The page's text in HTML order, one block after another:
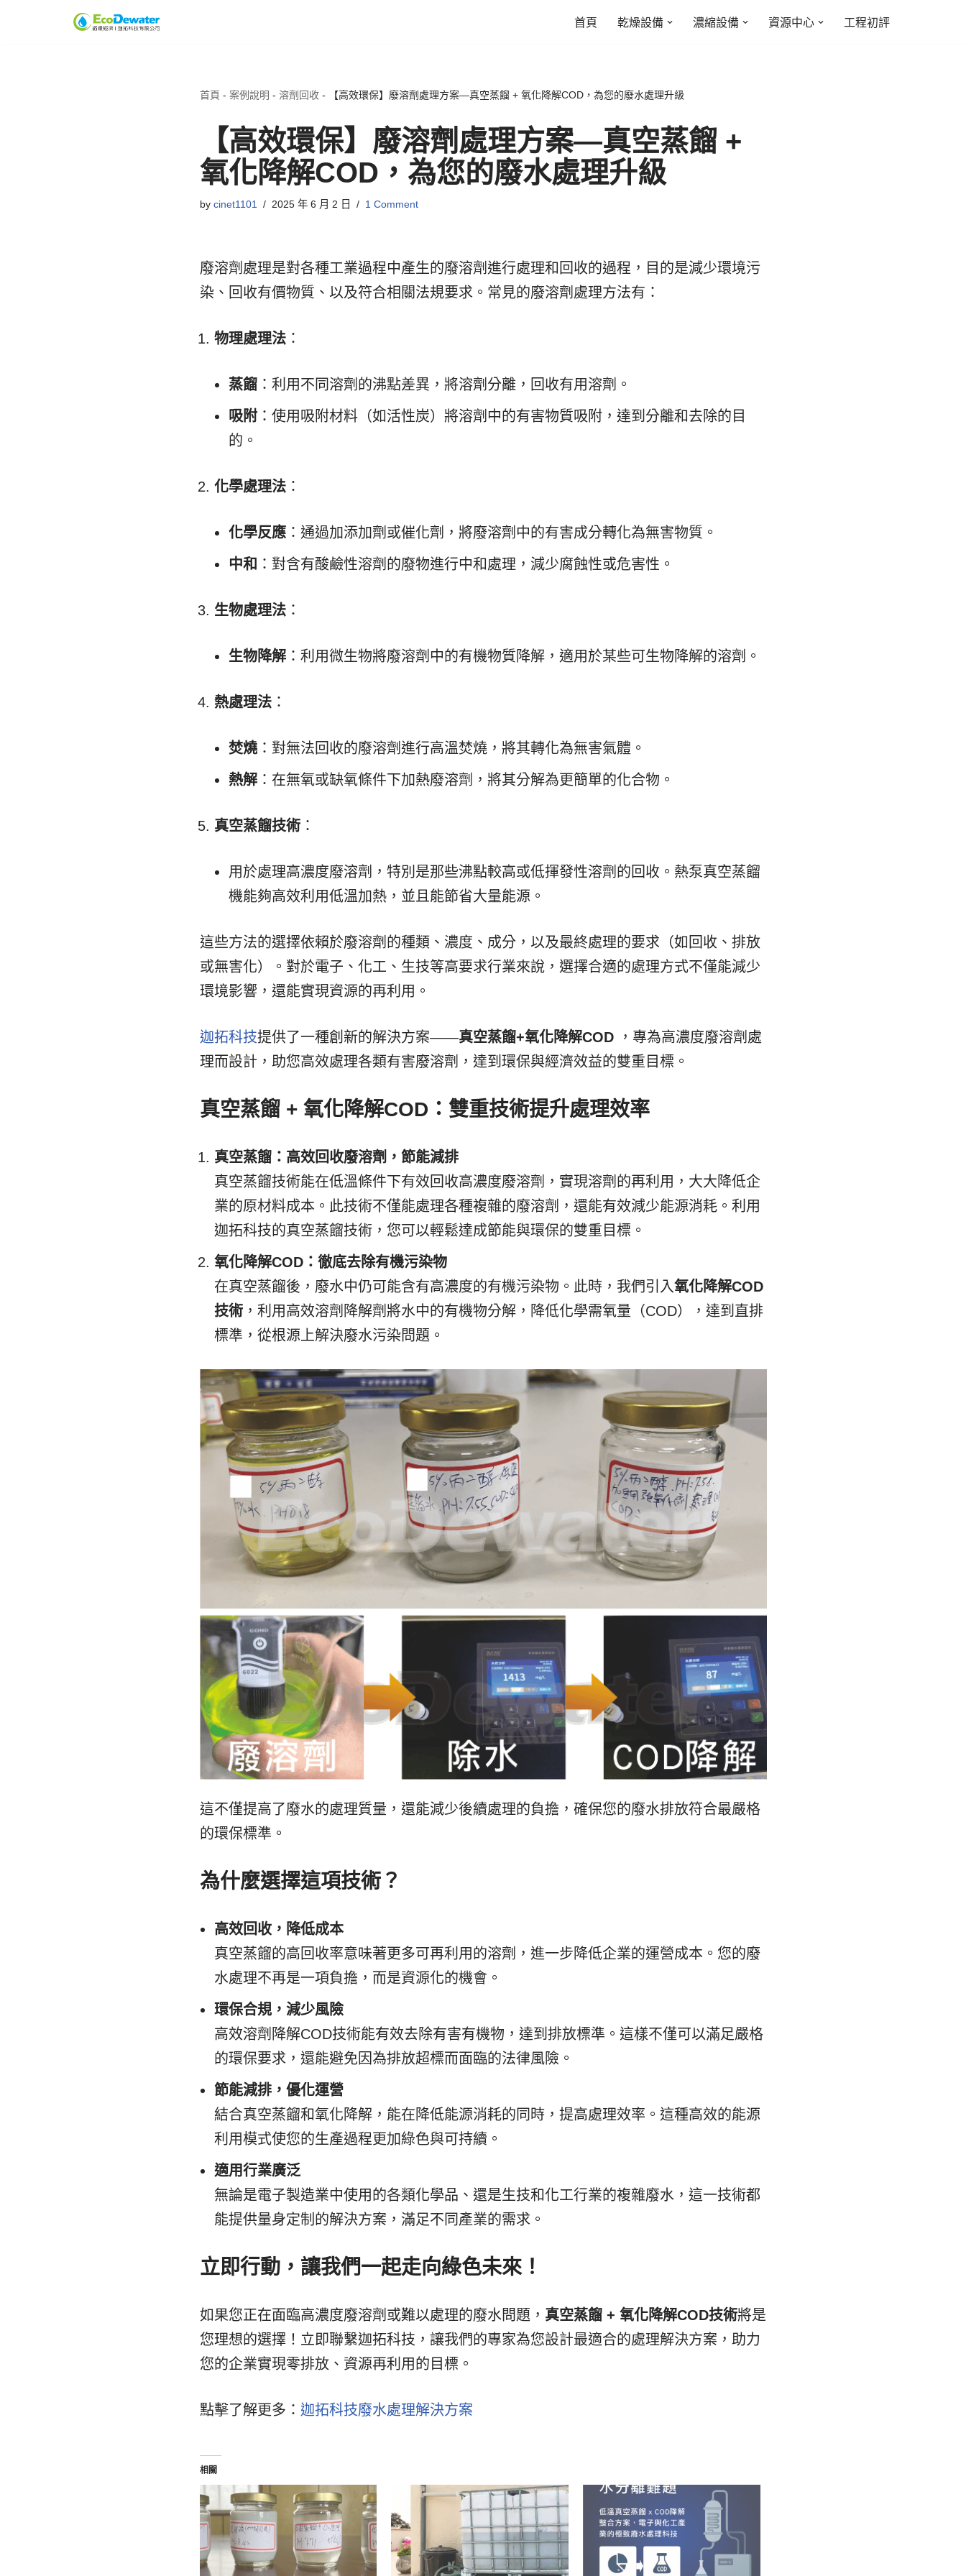
首頁 乾燥設備 濃縮設備 資源中心 工程初評
首頁 - 案例說明 - 溶劑回收- 【高效環保】廢溶劑處理方案—真空蒸餾 + 氧化降解COD，為您的廢水處理升級
【高效環保】廢溶劑處理方案—真空蒸餾 +
氧化降解COD，為您的廢水處理升級
by cinet1101 2025 年 6 月 2 日 1 Comment
廢溶劑處理是對各種工業過程中產生的廢溶劑進行處理和回收的過程，目的是減少環境污
染、回收有價物質、以及符合相關法規要求。常見的廢溶劑處理方法有：
物理處理法：
蒸餾：利用不同溶劑的沸點差異，將溶劑分離，回收有用溶劑。
吸附：使用吸附材料（如活性炭）將溶劑中的有害物質吸附，達到分離和去除的目
的。
化學處理法：
化學反應：通過加添加劑或催化劑，將廢溶劑中的有害成分轉化為無害物質。
中和 ：對含有酸鹼性溶劑的廢物進行中和處理，減少腐蝕性或危害性。
生物處理法：
生物降解：利用微生物將廢溶劑中的有機物質降解，適用於某些可生物降解的溶劑。
熱處理法：
焚燒：對無法回收的廢溶劑進行高溫焚燒，將其轉化為無害氣體。
熱解：在無氧或缺氧條件下加熱廢溶劑，將其分解為更簡單的化合物。
真空蒸餾技術：
用於處理高濃度廢溶劑，特別是那些沸點較高或低揮發性溶劑的回收。熱泵真空蒸餾
機能夠高效利用低溫加熱，並且能節省大量能源。
這些方法的選擇依賴於廢溶劑的種類、濃度、成分，以及最終處理的要求（如回收、排放
或無害化）。對於電子、化工、生技等高要求行業來說，選擇合適的處理方式不僅能減少
環境影響，還能實現資源的再利用。
迦拓科技提供了一種創新的解決方案——真空蒸餾+氧化降解COD
，專為高濃度廢溶劑處
理而設計，助您高效處理各類有害廢溶劑，達到環保與經濟效益的雙重目標。
真空蒸餾 + 氧化降解COD：雙重技術提升處理效率
真空蒸餾：高效回收廢溶劑，節能減排
真空蒸餾技術能在低溫條件下有效回收高濃度廢溶劑，實現溶劑的再利用，大大降低企
業的原材料成本。此技術不僅能處理各種複雜的廢溶劑，還能有效減少能源消耗。利用
迦拓科技的真空蒸餾技術，您可以輕鬆達成節能與環保的雙重目標。
氧化降解COD：徹底去除有機污染物
在真空蒸餾後，廢水中仍可能含有高濃度的有機污染物。此時，我們引入氧化降解COD
技術，利用高效溶劑降解劑將水中的有機物分解，降低化學需氧量（COD），達到直排
標準，從根源上解決廢水污染問題。
這不僅提高了廢水的處理質量，還能減少後續處理的負擔，確保您的廢水排放符合最嚴格
的環保標準。
為什麼選擇這項技術？
高效回收，降低成本
真空蒸餾的高回收率意味著更多可再利用的溶劑，進一步降低企業的運營成本。您的廢
水處理不再是一項負擔，而是資源化的機會。
環保合規，減少風險
高效溶劑降解COD技術能有效去除有害有機物，達到排放標準。這樣不僅可以滿足嚴格
的環保要求，還能避免因為排放超標而面臨的法律風險。
節能減排，優化運營
結合真空蒸餾和氧化降解，能在降低能源消耗的同時，提高處理效率。這種高效的能源
利用模式使您的生產過程更加綠色與可持續。
適用行業廣泛
無論是電子製造業中使用的各類化學品、還是生技和化工行業的複雜廢水，這一技術都
能提供量身定制的解決方案，滿足不同產業的需求。
立即行動，讓我們一起走向綠色未來！
如果您正在面臨高濃度廢溶劑或難以處理的廢水問題， 真空蒸餾 + 氧化降解COD技術將是
您理想的選擇！立即聯繫迦拓科技，讓我們的專家為您設計最適合的處理解決方案，助力
您的企業實現零排放、資源再利用的目標。
點擊了解更多： 迦拓科技廢水處理解決方案
相關